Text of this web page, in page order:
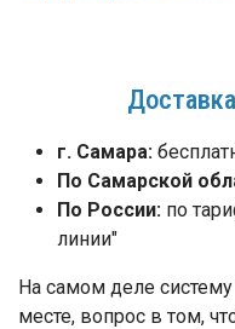
г. Самара:
По Самарской
По России: по
линии"
На самом деле
месте, вопрос в том,